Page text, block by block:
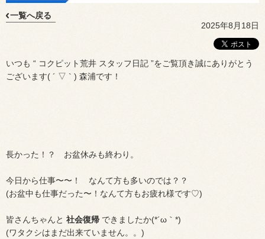
一覧へ戻る
2025年8月18日
いつも “ コクピット荒井 スタッフ日記 ”をご覧頂き誠にありがとう
ございます( ´ ▽ ` ) 森浦です！
長かった！？ お盆休みも終わり。
今日から仕事〜〜！ なんて方も多いのでは？？
(お盆中も仕事だった〜！なんて方もお疲れ様です♡)
皆さんちゃんと 社会復帰 できましたか(*´ω｀*)
(ワタクシはまだ出来ていません。。)